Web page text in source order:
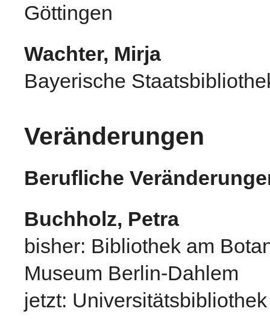
Göttingen
Wachter, Mirja
Bayerische
Veränderungen
Berufliche
Buchholz, Petra
bisher: Bibliothek am
Museum Berlin-Dahlem
jetzt: